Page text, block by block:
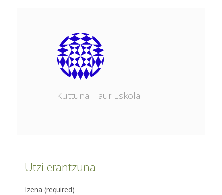
Kuttuna Haur Eskola
Utzi erantzuna
Izena (required)